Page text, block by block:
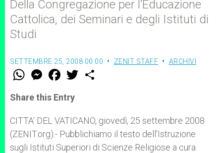
Della Congregazione per l’Educazione
Cattolica, dei Seminari e degli Istituti di
Studi
SETTEMBRE 25, 2008 00:00 ZENIT STAFF ARCHIVI
W
t
s
p
p
M
e
s
e
g
e
r
F
a
e
b
o
k
w
r
Share this Entry
CITTA’ DEL VATICANO, giovedì, 25 settembre 2008
(ZENIT.org).- Pubblichiamo il testo dell’Istruzione
sugli Istituti Superiori di Scienze Religiose a cura